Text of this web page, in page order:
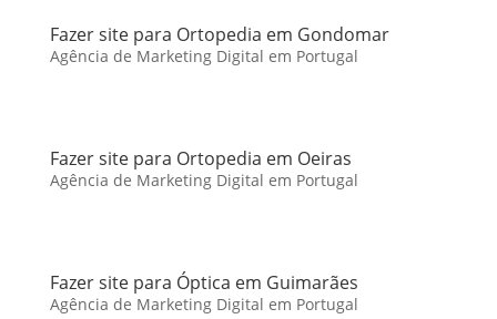
Fazer site para Ortopedia em Gondomar
Agência de Marketing Digital em Portugal
Fazer site para Ortopedia em Oeiras
Agência de Marketing Digital em Portugal
Fazer site para Óptica em Guimarães
Agência de Marketing Digital em Portugal